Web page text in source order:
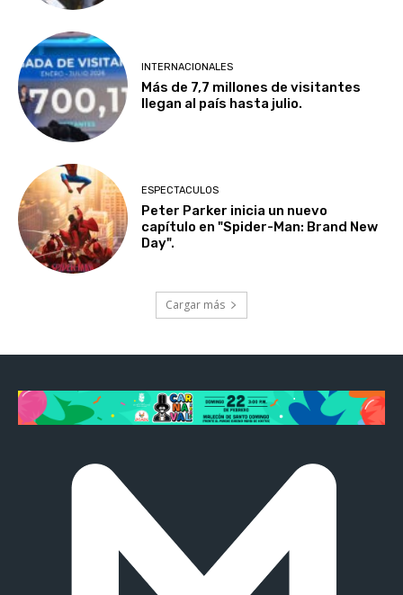
INTERNACIONALES
Más de 7,7 millones de visitantes
llegan al país hasta julio.
ESPECTACULOS
Peter Parker inicia un nuevo
capítulo en "Spider-Man: Brand New
Day".
Cargar más